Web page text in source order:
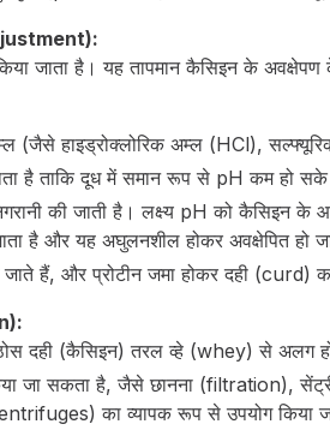
जाता है। यह तापमान कैसिइन के
(जैसे हाइड्रोक्लोरिक अम्ल (HCl),
है ताकि दूध में समान रूप से pH कम हो
की जाती है। लक्ष्य pH को कैसिइन
है और यह अघुलनशील होकर अवक्षेपित हो
हैं, और प्रोटीन जमा होकर दही (curd)
दही (कैसिइन) तरल व्हे (whey) से अलग
जा सकता है, जैसे छानना (filtration),
का व्यापक रूप से उपयोग किया